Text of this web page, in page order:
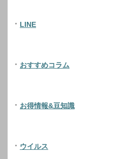
LINE
おすすめコラム
お得情報&豆知識
ウイルス